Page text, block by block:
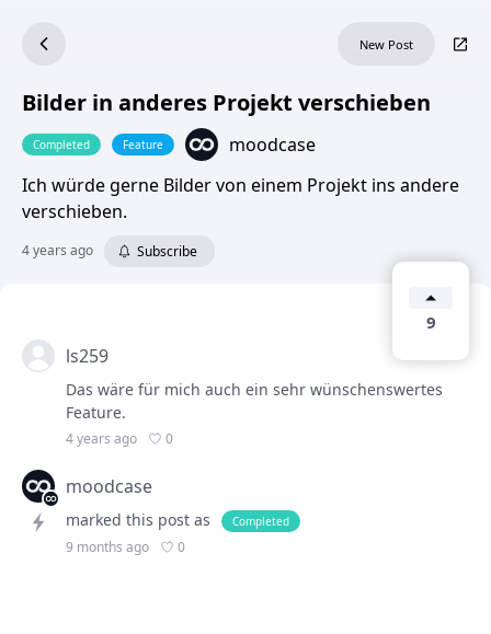
New Post
Bilder in anderes Projekt verschieben
Completed Feature
moodcase
Ich würde gerne Bilder von einem Projekt ins andere
verschieben.
4 years ago Subscribe
9
ls259
Das wäre für mich auch ein sehr wünschenswertes
Feature.
4 years ago 0
moodcase
marked this post as Completed
9 months ago 0